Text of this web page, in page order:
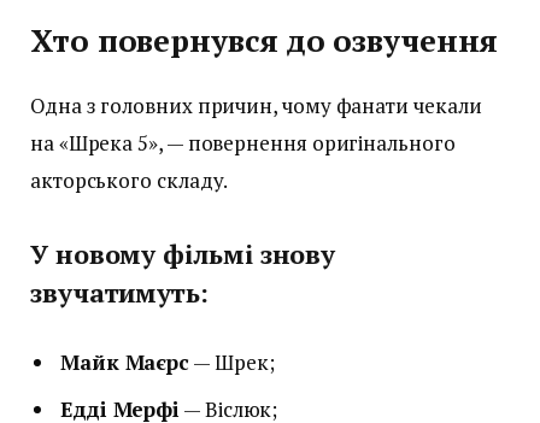
Хто повернувся до озвучення
Одна з головних причин, чому фанати чекали
на «Шрека 5», — повернення оригінального
акторського складу.
У новому фільмі знову
звучатимуть:
Майк Маєрс— Шрек;
Едді Мерфі — Віслюк;